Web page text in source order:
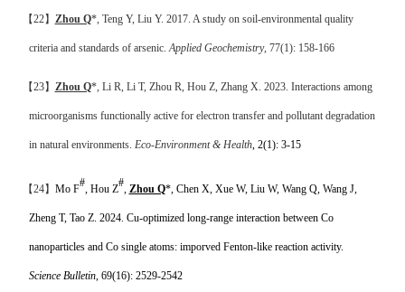
【22】 Zhou Q*, Teng Y, Liu Y. 2017. A study on soil-environmental quality
criteria and standards of arsenic.Applied Geochemistry, 77(1): 158-166
【23】 Zhou Q*, Li R, Li T, Zhou R, Hou Z, Zhang X. 2023. Interactions among
microorganisms functionally active for electron transfer and pollutant degradation
in natural environments. Eco-Environment & Health, 2(1): 3-15
【24】 Mo F# , Hou Z# Zhou Q*, Chen X, Xue W, Liu W, Wang Q, Wang J,
Zheng T, Tao Z. 2024. Cu-optimized long-range interaction between Co
nanoparticles and Co single atoms: imporved Fenton-like reaction activity.
Science Bulletin, 69(16): 2529-2542